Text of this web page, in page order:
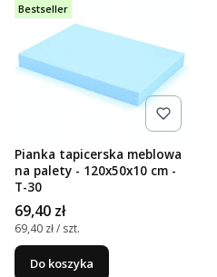
Bestseller
Pianka tapicerska meblowa
na palety - 120x50x10 cm -
T-30
Cena
69,40 zł
Cena jednostkowa
69,40 zł / szt.
Do koszyka